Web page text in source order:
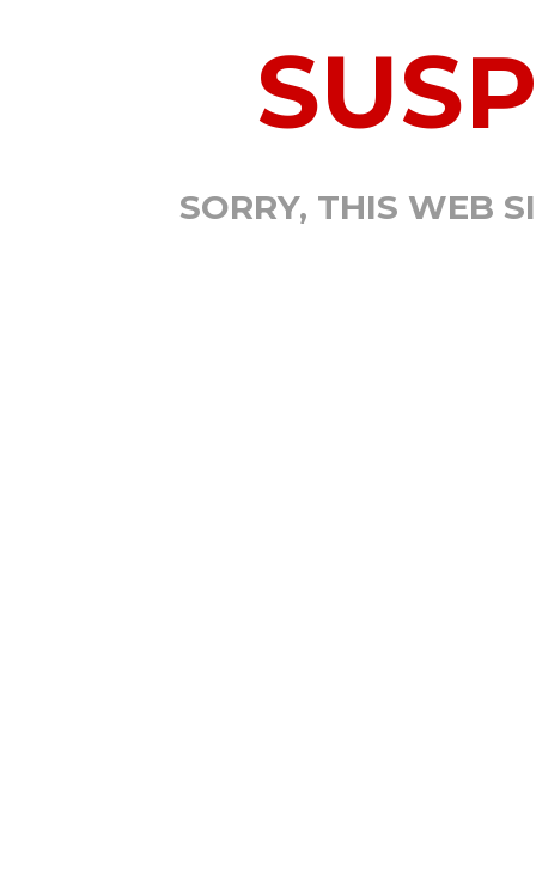
SORRY, THIS WEB